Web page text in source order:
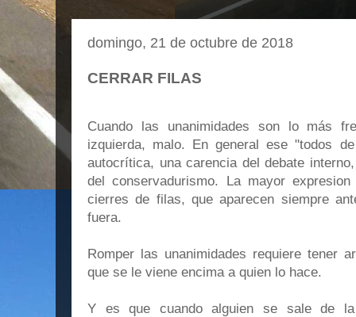
domingo, 21 de octubre de 2018
CERRAR FILAS
Cuando las unanimidades son lo más
izquierda, malo. En general ese "todos
autocrítica, una carencia del debate
del conservadurismo. La mayor
cierres de filas, que aparecen siempre
fuera.
Romper las unanimidades requiere tener
que se le viene encima a quien lo hace.
Y es que cuando alguien se sale de